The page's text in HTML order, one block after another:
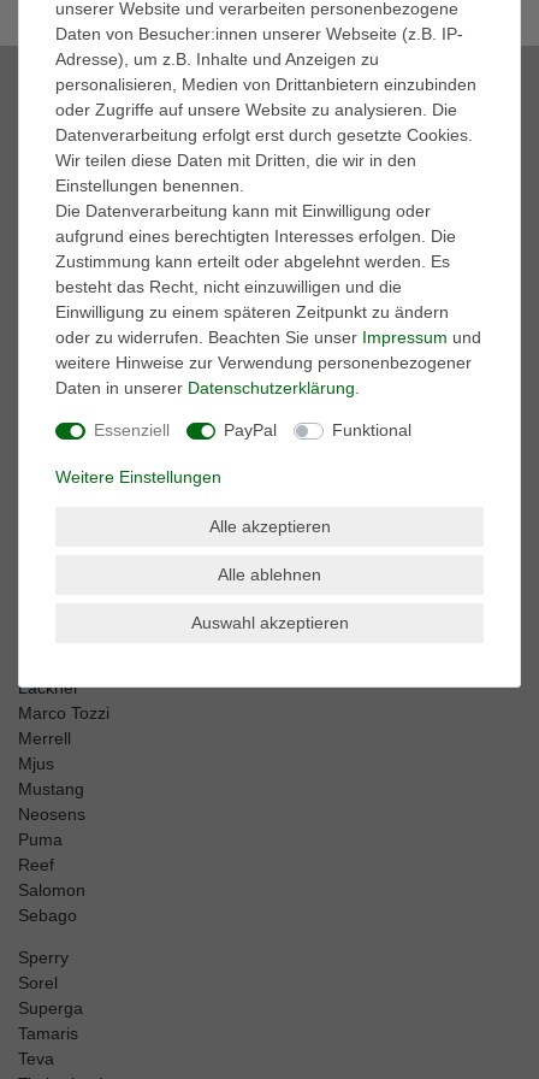
Zahlungsmöglichkeiten
Marken
A.S. 98
adidas Performance
BK British-Knights
Buffalo
Caterpillar
Columbia
Lackner
Marco Tozzi
Merrell
Mjus
Mustang
Neosens
Puma
Reef
Salomon
Sebago
Sperry
Sorel
Superga
Tamaris
Teva
unserer Website und verarbeiten personenbezogene
Daten von Besucher:innen unserer Webseite (z.B. IP-
Adresse), um z.B. Inhalte und Anzeigen zu
personalisieren, Medien von Drittanbietern einzubinden
oder Zugriffe auf unsere Website zu analysieren. Die
Datenverarbeitung erfolgt erst durch gesetzte Cookies.
Wir teilen diese Daten mit Dritten, die wir in den
Einstellungen benennen.
Die Datenverarbeitung kann mit Einwilligung oder
aufgrund eines berechtigten Interesses erfolgen. Die
Zustimmung kann erteilt oder abgelehnt werden. Es
besteht das Recht, nicht einzuwilligen und die
Einwilligung zu einem späteren Zeitpunkt zu ändern
oder zu widerrufen. Beachten Sie unser Impressum und
weitere Hinweise zur Verwendung personenbezogener
Daten in unserer Daten­schutz­erklärung
Essenziell PayPal Funktional
Weitere Einstellungen
Alle akzeptieren
Alle ablehnen
Auswahl akzeptieren